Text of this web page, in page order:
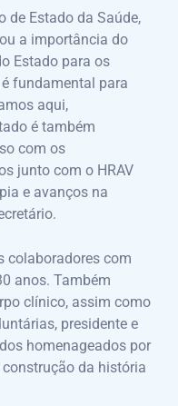
de Estado da Saúde,
a importância do
Estado para os
fundamental para
aqui,
é também
com os
junto com o HRAV
e avanços na
colaboradores com
anos. Também
clínico, assim como
presidente e
homenageados por
da história